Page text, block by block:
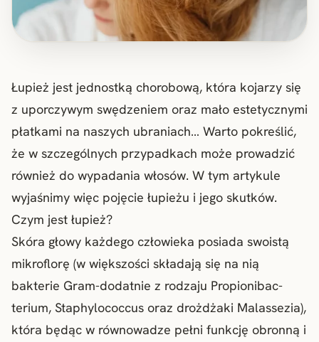
Łupież jest jednostką chorobową, która kojarzy się
z uporczywym swędzeniem oraz mało estetycznymi
płatkami na naszych ubraniach… Warto pokreślić,
że w szczególnych przypadkach może prowadzić
również do wypadania włosów. W tym artykule
wyjaśnimy więc pojęcie łupieżu i jego skutków.
Czym jest łupież?
Skóra głowy każdego człowieka posiada swoistą
mikroflorę (w większości składają się na nią
bakterie Gram-dodatnie z rodzaju Propionibac-
terium, Staphylococcus oraz drożdżaki Malassezia),
która będąc w równowadze pełni funkcję obronną i